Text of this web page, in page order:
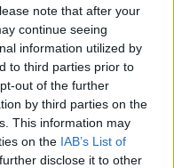
note that after your
continue seeing
information utilized by
to third parties prior to
out of the further
by third parties on the
This information may
on the IAB’s List of
disclose it to other